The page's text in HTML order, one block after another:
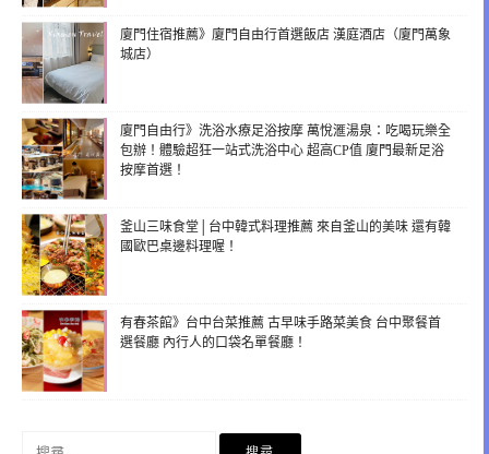
廈門住宿推薦》廈門自由行首選飯店 漢庭酒店（廈門萬象
城店）
廈門自由行》洗浴水療足浴按摩 萬悅滙湯泉：吃喝玩樂全
包辦！體驗超狂一站式洗浴中心 超高CP值 廈門最新足浴
按摩首選！
釜山三味食堂│台中韓式料理推薦 來自釜山的美味 還有韓
國歐巴桌邊料理喔！
有春茶館》台中台菜推薦 古早味手路菜美食 台中聚餐首
選餐廳 內行人的口袋名單餐廳！